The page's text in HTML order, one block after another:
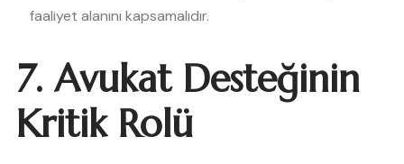
faaliyet alanını kapsamalıdır.
7. Avukat Desteğinin
Kritik Rolü